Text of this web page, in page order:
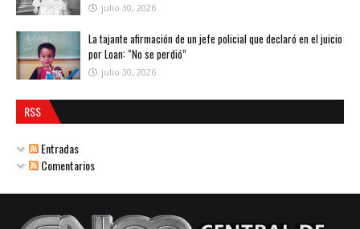
julio 30, 2026
La tajante afirmación de un jefe policial que declaró en el juicio
por Loan: “No se perdió”
julio 30, 2026
RSS
Entradas
Comentarios